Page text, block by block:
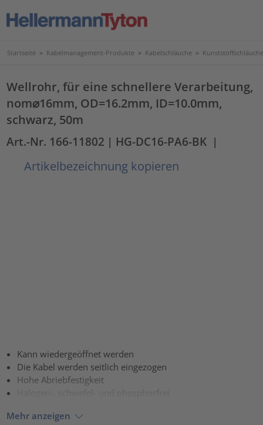
Startseite > Kabelmanagement-Produkte > Kabelschläuche >
Wellrohr, für eine schnellere Verarbeitung,
nom⌀16mm, OD=16.2mm, ID=10.0mm,
schwarz, 50m
Art.-Nr. 166-11802 | HG-DC16-PA6-BK |
Artikelbezeichnung kopieren
Kann wiedergeöffnet werden
Die Kabel werden seitlich eingezogen
Hohe Abriebfestigkeit
Halogen-, schwefel- und phosphorfrei
Mehr anzeigen